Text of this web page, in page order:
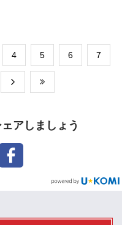
​4 ​5 ​6 ​7
アしましょう